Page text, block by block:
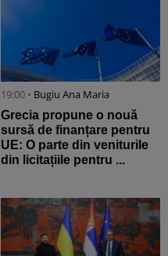
19:00 • Bugiu ⁠Ana Maria
Grecia propune o nouă
sursă de finanțare pentru
UE: O parte din veniturile
din licitațiile pentru ...